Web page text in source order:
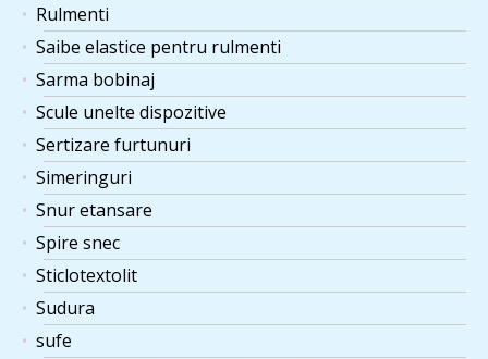
Rulmenti
Saibe elastice pentru rulmenti
Sarma bobinaj
Scule unelte dispozitive
Sertizare furtunuri
Simeringuri
Snur etansare
Spire snec
Sticlotextolit
Sudura
sufe